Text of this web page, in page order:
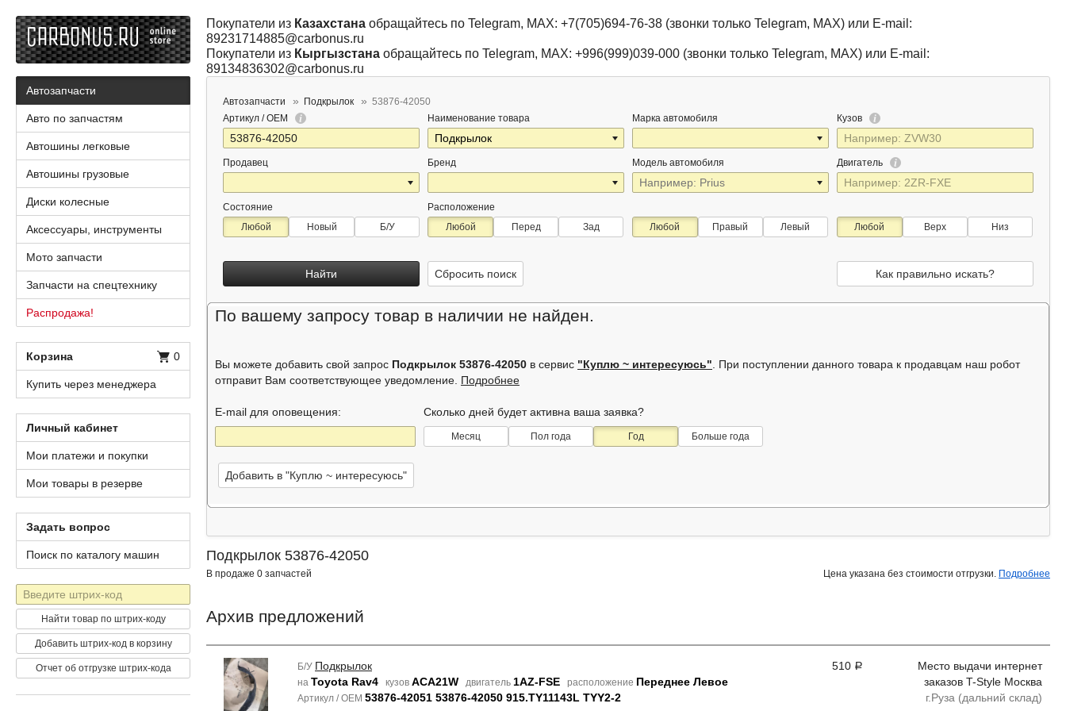
Покупатели из Казахстана обращайтесь по Telegram, MAX: +7(705)694-76-38 (звонки только Telegram, MAX) или E-mail:
89231714885@carbonus.ru
Покупатели из Кыргызстана обращайтесь по Telegram, MAX: +996(999)039-000 (звонки только Telegram, MAX) или E-mail:
89134836302@carbonus.ru
Автозапчасти Подкрылок
53876-42050
Артикул / OEM
Продавец
Наименование товара
Бренд
Марка автомобиля
Модель автомобиля
Кузов
Двигатель
Состояние
Любой
Новый Б/У
Расположение
Любой
Перед Зад Любой Правый Левый Любой Верх Низ
Найти Сбросить поиск Как правильно искать?
По вашему запросу товар в наличии не найден.
Вы можете добавить свой запрос Подкрылок 53876-42050 в сервис "Куплю ~ интересуюсь" . При поступлении данного товара к продавцам наш робот
отправит Вам соответствующее уведомление. Подробнее
E-mail для оповещения: Сколько дней будет активна ваша заявка?
Месяц Пол года Год Больше года
Добавить в "Куплю ~ интересуюсь"
Подкрылок 53876-42050
В продаже 0 запчастей Цена указана без стоимости отгрузки. Подробнее
Архив предложений
Б/У Подкрылок
на Toyota Rav4 кузов ACA21W двигатель 1AZ-FSE расположение Переднее Левое
Артикул / OEM 53876-42051 53876-42050 915.TY11143L TYY2-2
510 Р
Место выдачи интернет
заказов T-Style Москва
г.Руза (дальний склад)
Автозапчасти
Авто по запчастям
Автошины легковые
Автошины грузовые
Диски колесные
Аксессуары, инструменты
Мото запчасти
Запчасти на спецтехнику
Распродажа!
Корзина 0
Купить через менеджера
Личный кабинет
Мои платежи и покупки
Мои товары в резерве
Задать вопрос
Поиск по каталогу машин
Штрих-
код
Найти товар по штрих-коду
Добавить штрих-код в корзину
Отчет об отгрузке штрих-кода